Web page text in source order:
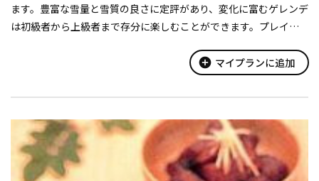
ます。豊富な雪量と雪質の良さに定評があり、変化に富むゲレンデ
は初級者から上級者まで存分に楽しむことができます。プレイゾ
add_circle マイプランに追加